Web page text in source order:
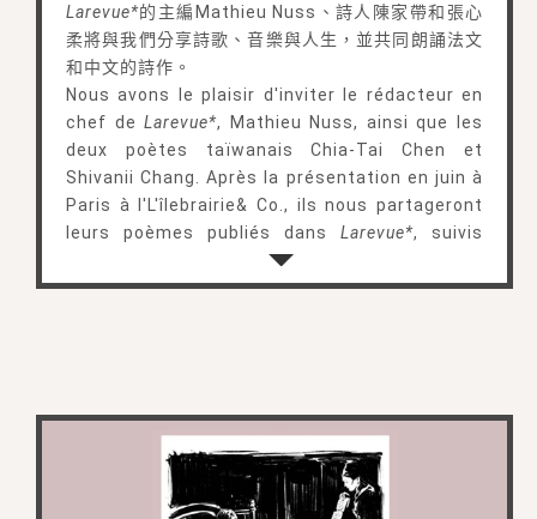
Larevue*的主編Mathieu Nuss、詩人陳家帶和張心
柔將與我們分享詩歌、音樂與人生，並共同朗誦法文
和中文的詩作。
Nous avons le plaisir d'inviter le rédacteur en
chef deLarevue*, Mathieu Nuss, ainsi que les
deux poètes taïwanais Chia-Tai Chen et
Shivanii Chang. Après la présentation en juin à
Paris à l'L'îlebrairie& Co., ils nous partageront
leurs poèmes publiés dans Larevue*, suivis
d'une récitation de poèmes en français et en
chinois.